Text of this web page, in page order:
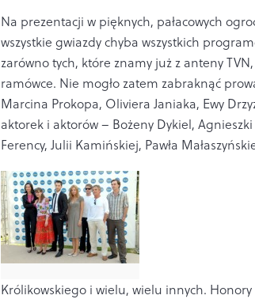
Na prezentacji w pięknych, pałacowych
wszystkie gwiazdy chyba wszystkich
zarówno tych, które znamy już z anteny
ramówce. Nie mogło zatem zabraknąć
Marcina Prokopa, Oliviera Janiaka, Ewy
aktorek i aktorów – Bożeny Dykiel,
Ferency, Julii Kamińskiej, Pawła
Królikowskiego i wielu, wielu innych.